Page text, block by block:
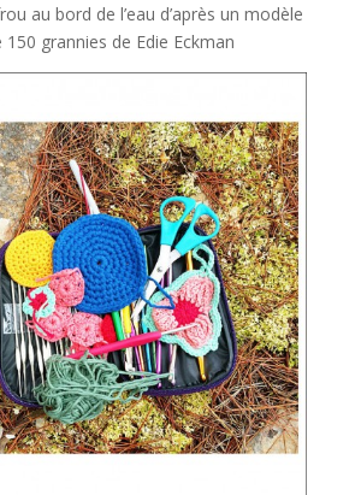
au bord de l’eau d’après un modèle
150 grannies de Edie Eckman